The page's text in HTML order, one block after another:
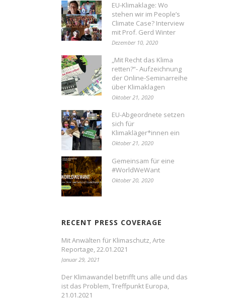
EU-Klimaklage: Wo
stehen wir im People’s
Climate Case? Interview
mit Prof. Gerd Winter
Dezember 10, 2020
„Mit Recht das Klima
retten?“- Aufzeichnung
der Online-Seminarreihe
über Klimaklagen
Oktober 21, 2020
EU-Abgeordnete setzen
sich für
Klimakläger*innen ein
Oktober 21, 2020
Gemeinsam für eine
#WorldWeWant
Oktober 20, 2020
RECENT PRESS COVERAGE
Mit Anwälten für Klimaschutz, Arte
Reportage, 22.01.2021
Januar 29, 2021
Der Klimawandel betrifft uns alle und das
ist das Problem, Treffpunkt Europa,
21.01.2021